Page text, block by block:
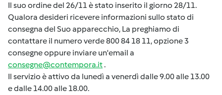
Il suo ordine del 26/11 è stato inserito il giorno 28/11.
Qualora desideri ricevere informazioni sullo stato di
consegna del Suo apparecchio, La preghiamo di
contattare il numero verde 800 84 18 11, opzione 3
consegne oppure inviare un'email a
consegne@contempora.it.
Il servizio è attivo da lunedì a venerdì dalle 9.00 alle 13.00
e dalle 14.00 alle 18.00.